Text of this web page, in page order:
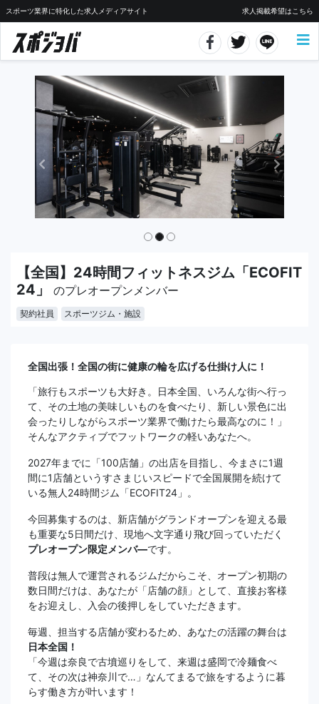
スポーツ業界に特化した求人メディアサイト 求人掲載希望はこちら
【全国】24時間フィットネスジム「ECOFIT
24」 のプレオープンメンバー
契約社員 スポーツジム・施設
全国出張！全国の街に健康の輪を広げる仕掛け人に！
「旅行もスポーツも大好き。日本全国、いろんな街へ行っ
て、その土地の美味しいものを食べたり、新しい景色に出
会ったりしながらスポーツ業界で働けたら最高なのに！」
そんなアクティブでフットワークの軽いあなたへ。
2027年までに「100店舗」の出店を目指し、今まさに1週
間に1店舗というすさまじいスピードで全国展開を続けて
いる無人24時間ジム「ECOFIT24」。
今回募集するのは、新店舗がグランドオープンを迎える最
も重要な5日間だけ、現地へ文字通り飛び回っていただく
プレオープン限定メンバ―です。
普段は無人で運営されるジムだからこそ、オープン初期の
数日間だけは、あなたが「店舗の顔」として、直接お客様
をお迎えし、入会の後押しをしていただきます。
毎週、担当する店舗が変わるため、あなたの活躍の舞台は
日本全国！
「今週は奈良で古墳巡りをして、来週は盛岡で冷麺食べ
て、その次は神奈川で…」なんてまるで旅をするように暮
らす働き方が叶います！